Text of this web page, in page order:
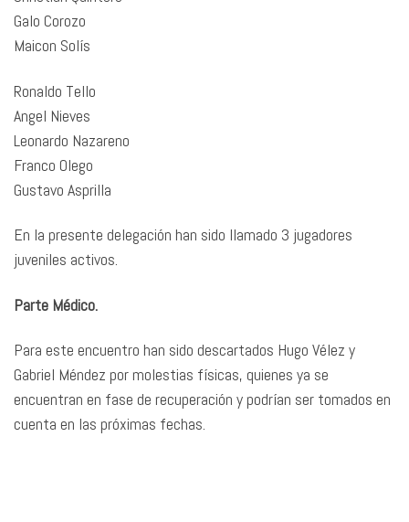
Galo Corozo
Maicon Solís
Ronaldo Tello
Angel Nieves
Leonardo Nazareno
Franco Olego
Gustavo Asprilla
En la presente delegación han sido llamado 3 jugadores
juveniles activos.
Parte Médico.
Para este encuentro han sido descartados Hugo Vélez y
Gabriel Méndez por molestias físicas, quienes ya se
encuentran en fase de recuperación y podrían ser tomados en
cuenta en las próximas fechas.